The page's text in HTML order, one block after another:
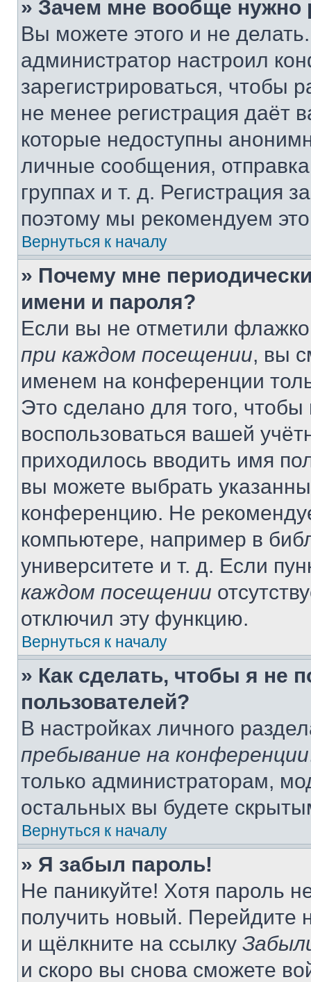
» Зачем мне вообще нужно
Вы можете этого и не
администратор настроил
зарегистрироваться, чтобы
не менее регистрация даёт
которые недоступны
личные сообщения,
группах и т. д. Регистрация
поэтому мы рекомендуем
Вернуться к началу
» Почему мне
имени и пароля?
Если вы не отметили
при каждом посещении, вы
именем на конференции
Это сделано для того, чтобы
воспользоваться вашей
приходилось вводить имя
вы можете выбрать
конференцию. Не
компьютере, например в
университете и т. д. Если
каждом посещении
отключил эту функцию.
Вернуться к началу
» Как сделать, чтобы я не
пользователей?
В настройках личного
пребывание на конференции
только администраторам,
остальных вы будете
Вернуться к началу
» Я забыл пароль!
Не паникуйте! Хотя пароль
получить новый. Перейдите
и щёлкните на ссылку
и скоро вы снова сможете